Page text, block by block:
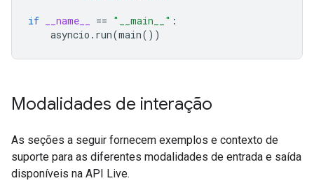
if __name__ == "__main__" :
asyncio . run(main())
Modalidades de interação
As seções a seguir fornecem exemplos e contexto de
suporte para as diferentes modalidades de entrada e saída
disponíveis na API Live.